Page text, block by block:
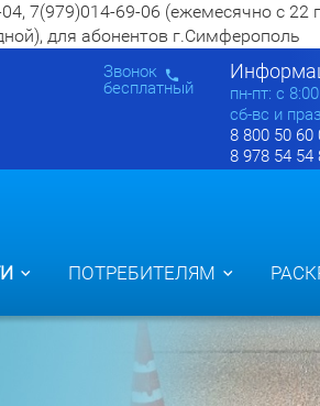
7(979)014-69-06 (ежемесячно с 22
для абонентов г.Симферополь
пн-пт: c
сб-вс и
8 800 50 60
8 978 54 54
Звонок
бесплатный
ПОТРЕБИТЕЛЯМ